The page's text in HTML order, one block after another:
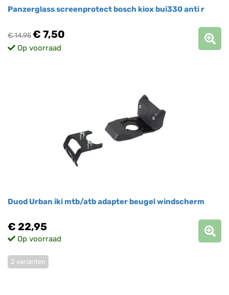
Panzerglass screenprotect bosch kiox bui330 anti r
€ 14,95€ 7,50
Op voorraad
Duod Urban iki mtb/atb adapter beugel windscherm
€ 22,95
Op voorraad
2 varianten